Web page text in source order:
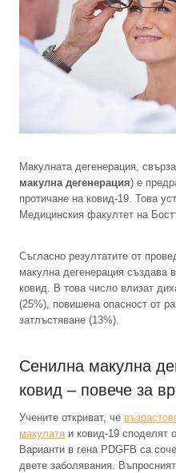
Макулната дегенерация,
макулна дегенерация) е
протичане на ковид-19. Това
Медицинския факултет на
Съгласно резултатите от
макулна дегенерация създава
ковид. В това число влизат
(25%), повишена опасност от
затлъстяване (13%).
Сенилна макулна
ковид – повече за
Учените откриват, че
макулатаи ковид-19 споделят
Варианти в гена PDGFB са
двете заболявания.